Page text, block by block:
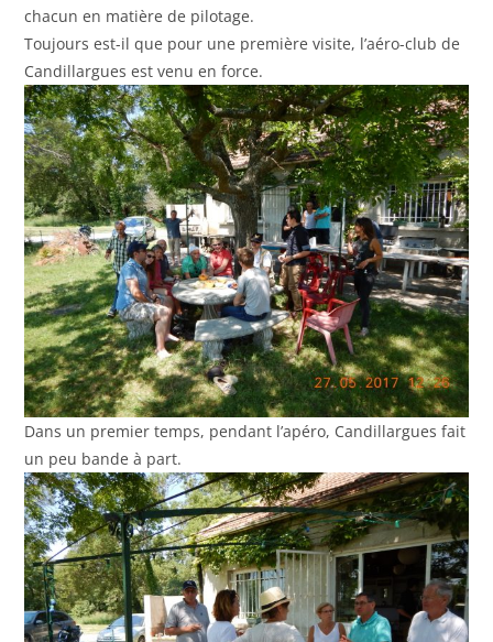
chacun en matière de pilotage.
Toujours est-il que pour une première visite, l’aéro-club de
Candillargues est venu en force.
Dans un premier temps, pendant l’apéro, Candillargues fait
un peu bande à part.